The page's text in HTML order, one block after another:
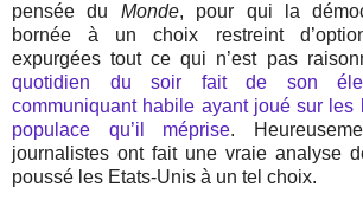
pensée du Monde, pour qui la
bornée à un choix restreint
expurgées tout ce qui n’est pas
quotidien du soir fait de son
communiquant habile ayant joué sur les
populace qu’il méprise.
journalistes ont fait une vraie analyse
poussé les Etats-Unis à un tel choix.